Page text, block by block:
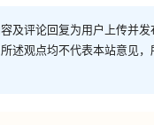
及评论回复为用户上传并
述观点均不代表本站意见